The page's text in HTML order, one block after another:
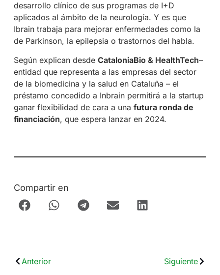
desarrollo clínico de sus programas de I+D
aplicados al ámbito de la neurología. Y es que
Ibrain trabaja para mejorar enfermedades como la
de Parkinson, la epilepsia o trastornos del habla.
Según explican desde CataloniaBio & HealthTech–
entidad que representa a las empresas del sector
de la biomedicina y la salud en Cataluña – el
préstamo concedido a Inbrain permitirá a la startup
ganar flexibilidad de cara a una futura ronda de
financiación, que espera lanzar en 2024.
Compartir en
Anterior Siguiente